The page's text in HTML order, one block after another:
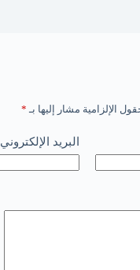
الإلزامية مشار إليها بـ *
البريد الإلكتروني